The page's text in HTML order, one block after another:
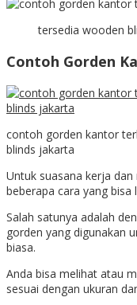
tersedia wooden
Contoh Gorden
contoh gorden kantor
blinds jakarta
Untuk suasana kerja
beberapa cara yang bisa
Salah satunya adalah
gorden yang digunakan
biasa.
Anda bisa melihat atau
sesuai dengan ukuran